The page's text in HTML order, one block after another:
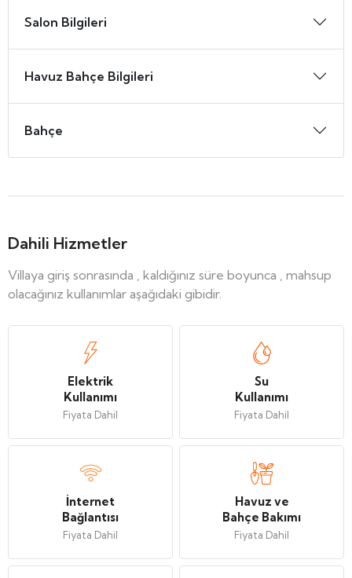
Salon Bilgileri
Havuz Bahçe Bilgileri
Bahçe
Dahili Hizmetler
Villaya giriş sonrasında , kaldığınız süre boyunca , mahsup
olacağınız kullanımlar aşağıdaki gibidir.
Elektrik
Kullanımı
Fiyata Dahil
Su
Kullanımı
Fiyata Dahil
İnternet
Bağlantısı
Fiyata Dahil
Havuz ve
Bahçe Bakımı
Fiyata Dahil